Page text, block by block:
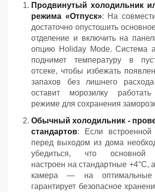
Продвинутый холодильник
режима «Отпуск»: На
достаточно опустошить
отделение и включить на
опцию Holiday Mode. Система
поднимет температуру в
отсеке, чтобы избежать
запахов без лишнего
оставит морозилку
режиме для сохранения
Обычный холодильник -
стандартов: Если встроенной
перед выходом из дома
убедиться, что основной
настроен на стандартные +4°C,
камера — на
гарантирует безопасное